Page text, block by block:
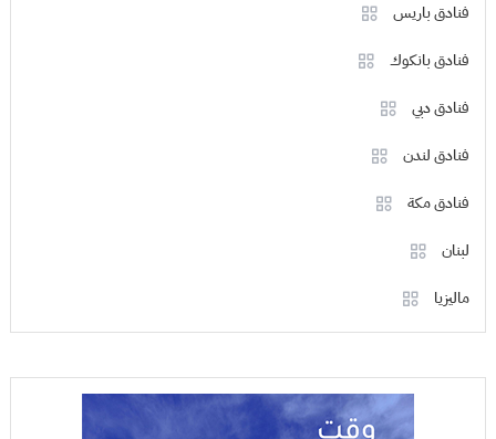
فنادق باريس
فنادق بانكوك
فنادق دبي
فنادق لندن
فنادق مكة
لبنان
ماليزيا